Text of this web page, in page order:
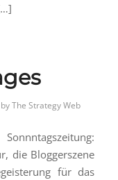
byThe Strategy Web
die Bloggerszene
für das